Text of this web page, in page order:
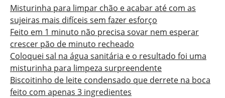
Misturinha para limpar chão e acabar até com as
sujeiras mais difíceis sem fazer esforço
Feito em 1 minuto não precisa sovar nem esperar
crescer pão de minuto recheado
Coloquei sal na água sanitária e o resultado foi uma
misturinha para limpeza surpreendente
Biscoitinho de leite condensado que derrete na boca
feito com apenas 3 ingredientes